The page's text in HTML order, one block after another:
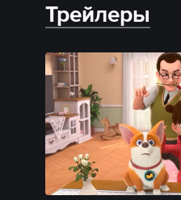
Трейлеры